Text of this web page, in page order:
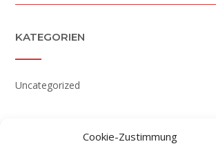
Cookie-Zustimmung
KATEGORIEN
Uncategorized